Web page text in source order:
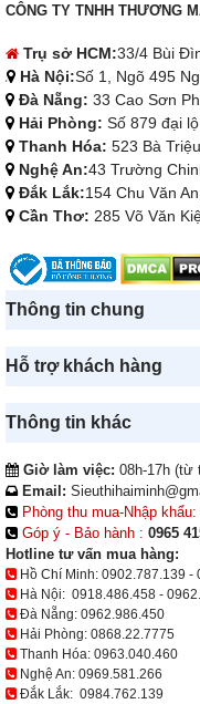
CÔNG TY TNHH THƯƠNG
Trụ sở HCM:33/4 Bùi
Hà Nội:Số 1, Ngõ 495
Đà Nẵng: 33 Cao Sơn
Hải Phòng: Số 879 đại
Thanh Hóa: 523 Bà
Nghệ An:43 Trường
Đắk Lắk:154 Chu Văn
Cần Thơ: 285 Võ Văn
Thông tin chung
Hỗ trợ khách hàng
Thông tin khác
Giờ làm việc: 08h-17h (từ
Email:
Phòng thu mua-Nhập khẩu:
Góp ý - Bảo hành : 0965
Hotline tư vấn mua hàng:
Hồ Chí Minh: 0902.787.139 -
Hà Nội: 0918.486.458 -
Đà Nẵng: 0962.986.450
Hải Phòng: 0868.22.7775
Thanh Hóa: 0963.040.460
Nghệ An: 0969.581.266
Đắk Lắk: 0984.762.139